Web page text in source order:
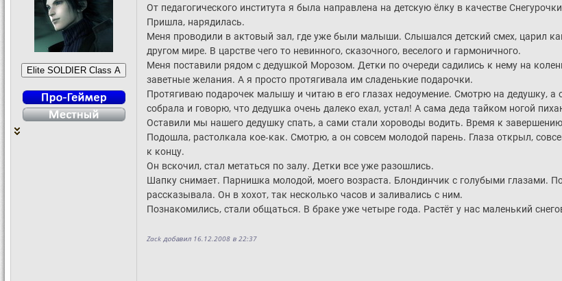
От педагогического института я была направлена на детскую ёлку в качестве
Пришла, нарядилась.
Меня проводили в актовый зал, где уже были малыши. Слышался детский смех, царил
другом мире. В царстве чего то невинного, сказочного, веселого и гармоничного.
Меня поставили рядом с дедушкой Морозом. Детки по очереди садились к нему на
заветные желания. А я просто протягивала им сладенькие подарочки.
Протягиваю подарочек малышу и читаю в его глазах недоумение. Смотрю на дедушку, а
собрала и говорю, что дедушка очень далеко ехал, устал! А сама деда тайком ногой
Оставили мы нашего дедушку спать, а сами стали хороводы водить. Время к
Подошла, растолкала кое-как. Смотрю, а он совсем молодой парень. Глаза открыл,
к концу.
Он вскочил, стал метаться по залу. Детки все уже разошлись.
Шапку снимает. Парнишка молодой, моего возраста. Блондинчик с голубыми глазами.
рассказывала. Он в хохот, так несколько часов и заливались с ним.
Познакомились, стали общаться. В браке уже четыре года. Растёт у нас маленький
Zack добавил 16.12.2008 в 22:37